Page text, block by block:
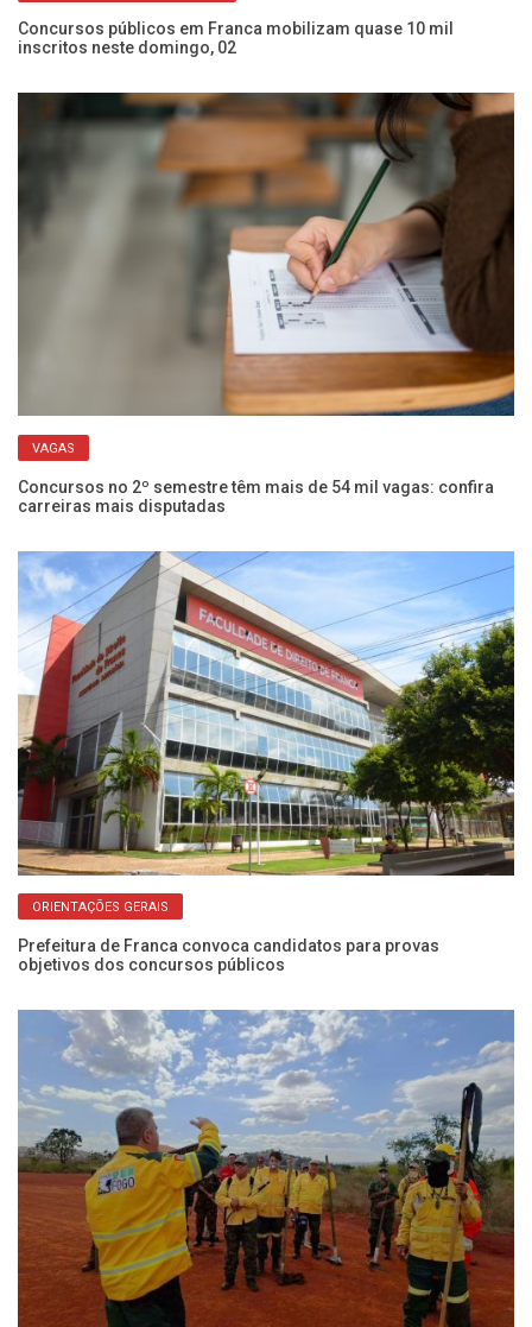
Concursos públicos em Franca mobilizam quase 10 mil
inscritos neste domingo, 02
VAGAS
Concursos no 2º semestre têm mais de 54 mil vagas: confira
carreiras mais disputadas
ORIENTAÇÕES GERAIS
Prefeitura de Franca convoca candidatos para provas
objetivos dos concursos públicos